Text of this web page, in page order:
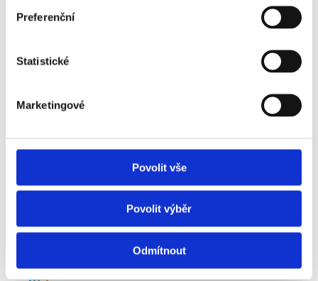
Preferenční
Statistické
Marketingové
Povolit vše
Povolit výběr
Odmítnout
Praktické informace
Přijímací řízení